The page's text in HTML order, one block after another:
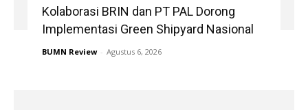
Kolaborasi BRIN dan PT PAL Dorong
Implementasi Green Shipyard Nasional
BUMN Review - Agustus 6, 2026